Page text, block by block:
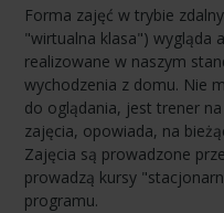
Forma zajęć w trybie
"wirtualna klasa") wygląda
realizowane w naszym
wychodzenia z domu. Nie
do oglądania, jest trener
zajęcia, opowiada, na
Zajęcia są prowadzone
prowadzą kursy
programu.